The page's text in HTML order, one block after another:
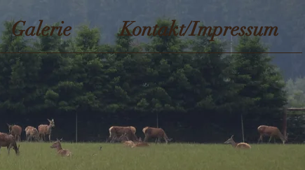
Galerie Kontakt/Impressum